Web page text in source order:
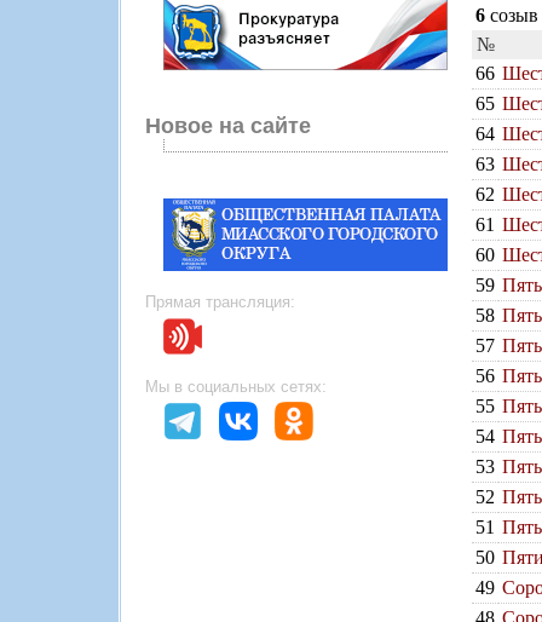
Новое на сайте
Прямая трансляция:
Мы в социальных сетях:
6
№
66
65
64
63
62
61
60
59
58
57
56
55
54
53
52
51
50
49
48